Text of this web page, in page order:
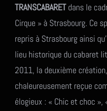
TRANSCABARETdans le
Cirque » à Strasbourg. Ce
repris à Strasbourg ainsi
lieu historique du cabaret
2011, la deuxième
chaleureusement reçue
élogieux : « Chic et choc